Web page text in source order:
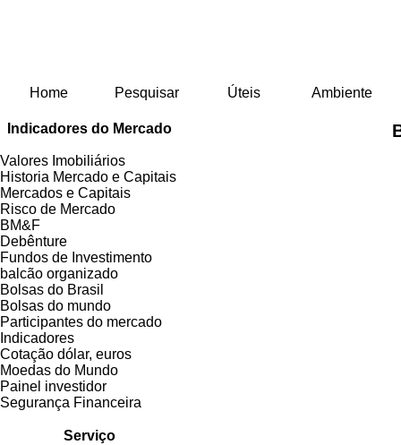
Home Pesquisar Úteis Ambiente
Indicadores do Mercado
Valores Imobiliários
Historia Mercado e Capitais
Mercados e Capitais
Risco de Mercado
BM&F
Debênture
Fundos de Investimento
balcão organizado
Bolsas do Brasil
Bolsas do mundo
Participantes do mercado
Indicadores
Cotação dólar, euros
Moedas do Mundo
Painel investidor
Segurança Financeira
Serviço